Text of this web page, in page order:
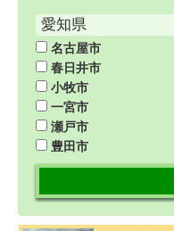
愛知県
名古屋市
春日井市
小牧市
一宮市
瀬戸市
豊田市